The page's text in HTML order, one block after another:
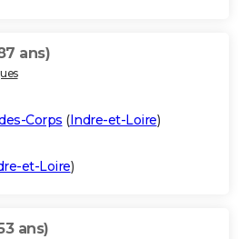
ans)
Corps (Indre-et-Loire)
et-Loire)
ans)